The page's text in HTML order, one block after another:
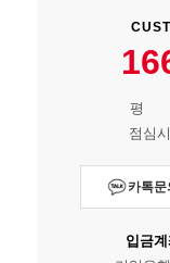
평
점심
카톡문
입금